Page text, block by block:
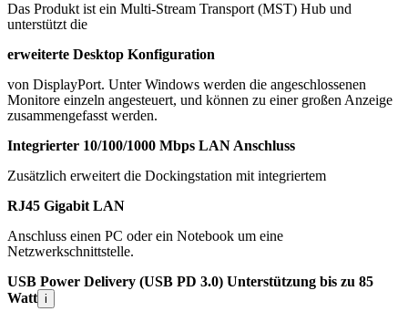
Das Produkt ist ein Multi-Stream Transport (MST) Hub und
unterstützt die
erweiterte Desktop Konfiguration
von DisplayPort. Unter Windows werden die angeschlossenen
Monitore einzeln angesteuert, und können zu einer großen Anzeige
zusammengefasst werden.
Integrierter 10/100/1000 Mbps LAN Anschluss
Zusätzlich erweitert die Dockingstation mit integriertem
RJ45 Gigabit LAN
Anschluss einen PC oder ein Notebook um eine
Netzwerkschnittstelle.
USB Power Delivery (USB PD 3.0) Unterstützung bis zu 85
Watt i